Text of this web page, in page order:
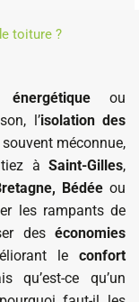
toiture ?
énergétique ou
l’isolation des
méconnue,
à Saint-Gilles,
Bédée ou
les rampants de
des économies
le confort
qu’est-ce qu’un